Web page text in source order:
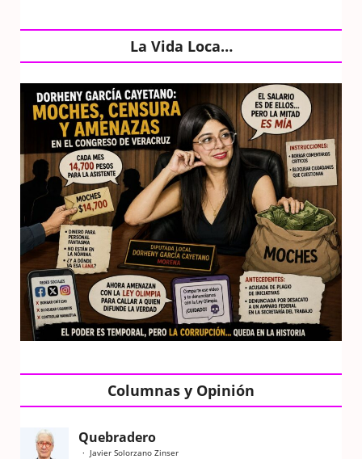
La Vida Loca…
Columnas y Opinión
Quebradero
Javier Solorzano Zinser